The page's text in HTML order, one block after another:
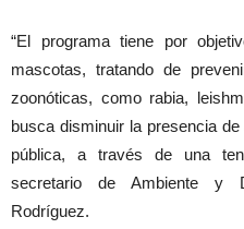
“El programa tiene por
mascotas, tratando de
zoonóticas, como rabia,
busca disminuir la presencia
pública, a través de una
secretario de Ambiente y
Rodríguez.